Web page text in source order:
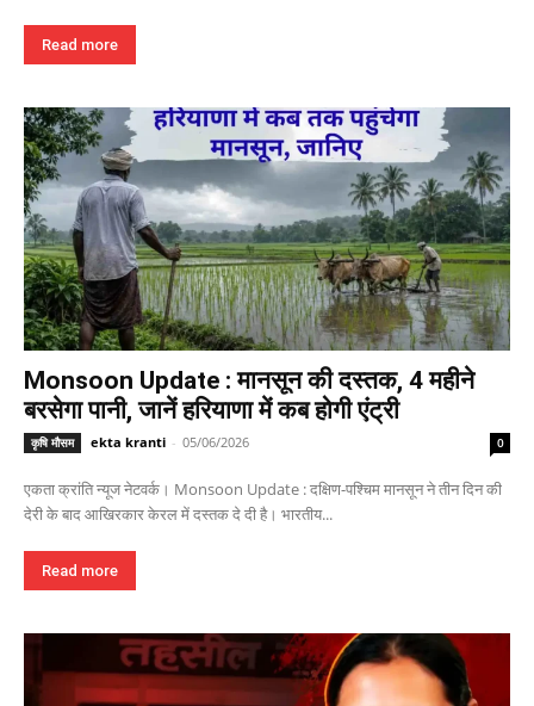
Read more
Monsoon Update : मानसून की दस्तक, 4 महीने
बरसेगा पानी, जानें हरियाणा में कब होगी एंट्री
कृषि मौसम ekta kranti - 05/06/2026 0
एकता क्रांति न्यूज नेटवर्क। Monsoon Update : दक्षिण-पश्चिम मानसून ने तीन दिन की
देरी के बाद आखिरकार केरल में दस्तक दे दी है। भारतीय...
Read more